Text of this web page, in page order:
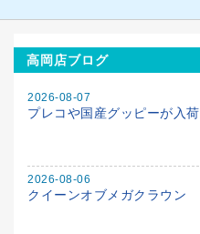
高岡店ブログ
2026-08-07
プレコや国産グッピーが入荷
2026-08-06
クイーンオブメガクラウン